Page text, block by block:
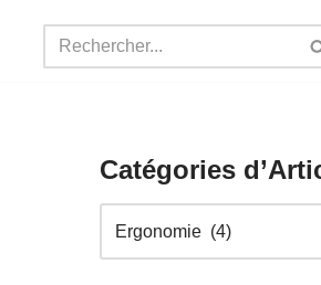
Catégories